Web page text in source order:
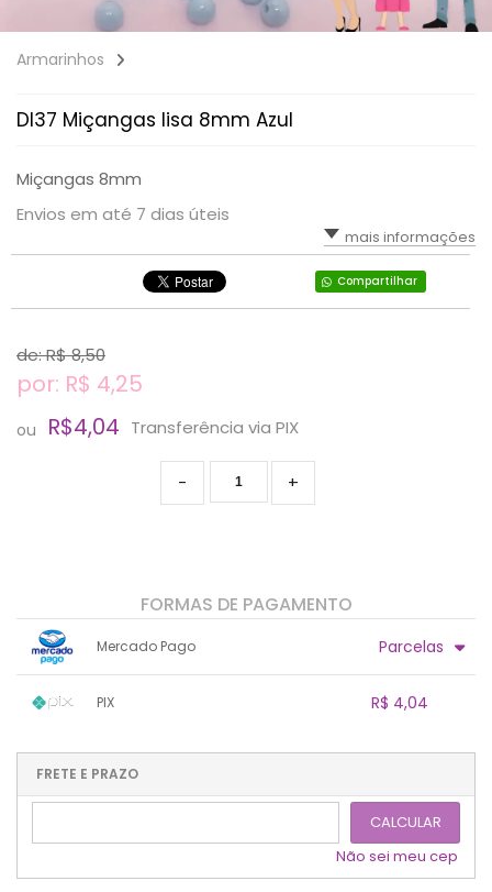
Armarinhos
DI37 Miçangas lisa 8mm Azul
Miçangas 8mm
Envios em até 7 dias úteis
mais informações
Compartilhar
de: R$8,50
por: R$ 4,25
ou R$4,04 Transferência via PIX
+
-
FORMAS DE PAGAMENTO
Mercado Pago Parcelas
PIX R$ 4,04
...
....
FRETE E PRAZO
CALCULAR
Não sei meu cep